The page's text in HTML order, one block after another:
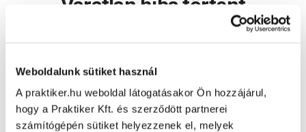
Weboldalunk sütiket használ
A praktiker.hu weboldal látogatásakor Ön hozzájárul,
hogy a Praktiker Kft. és szerződött partnerei
számítógépén sütiket helyezzenek el, melyek
Váratlan hiba történt
Oldal újratöltése